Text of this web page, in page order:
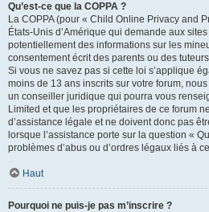
Qu’est-ce que la COPPA ?
La COPPA (pour « Child Online Privacy and
États-Unis d’Amérique qui demande aux
potentiellement des informations sur les
consentement écrit des parents ou des
Si vous ne savez pas si cette loi s’applique
moins de 13 ans inscrits sur votre forum,
un conseiller juridique qui pourra vous
Limited et que les propriétaires de ce forum
d’assistance légale et ne doivent donc pas
lorsque l’assistance porte sur la question «
problèmes d’abus ou d’ordres légaux liés à
Haut
Pourquoi ne puis-je pas m’inscrire ?